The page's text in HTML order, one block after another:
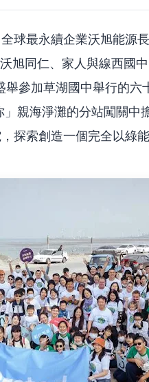
球最永續企業沃旭能源
旭同仁、家人與線西國
參加草湖國中舉行的六
親海淨灘的分站闖關中
探索創造一個完全以綠能